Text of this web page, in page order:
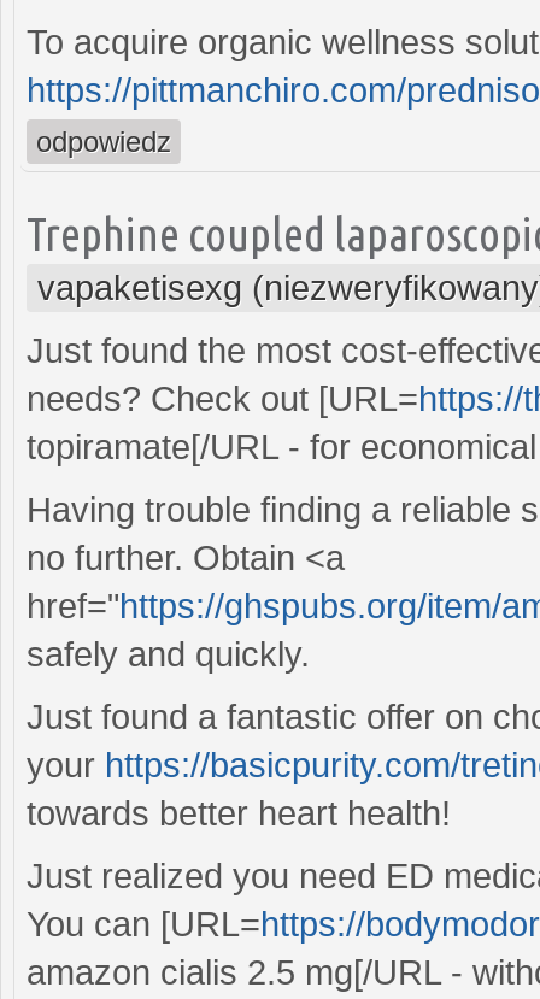
To acquire organic wellness
https://pittmanchiro.com/
odpowiedz
Trephine coupled
vapaketisexg
Just found the most cost-
needs? Check out [URL=https://
topiramate[/URL - for
Having trouble finding a reliable
no further. Obtain <a
href="https://ghspubs.org/item/
safely and quickly.
Just found a fantastic offer on
your https://basicpurity.com/
towards better heart health!
Just realized you need ED
You can [URL=https://
amazon cialis 2.5 mg[/URL -